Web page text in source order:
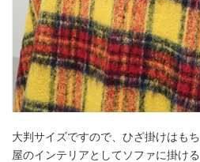
大判サイズですので、ひざ掛けはも
屋のインテリアとしてソファに掛け